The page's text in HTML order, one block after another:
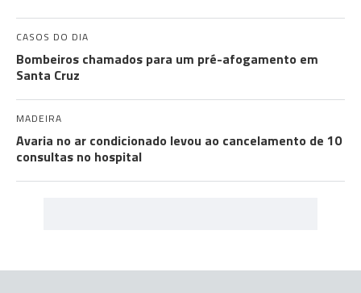
CASOS DO DIA
Bombeiros chamados para um pré-afogamento em
Santa Cruz
MADEIRA
Avaria no ar condicionado levou ao cancelamento de 10
consultas no hospital